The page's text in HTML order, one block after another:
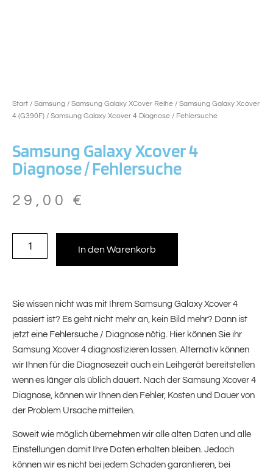
Start / Samsung / Samsung Galaxy XCover Reihe / Samsung Galaxy Xcover
4 (G390F) / Samsung Galaxy Xcover 4 Diagnose / Fehlersuche
Samsung Galaxy Xcover 4
Diagnose / Fehlersuche
29,00 €
In den Warenkorb
Sie wissen nicht was mit Ihrem Samsung Galaxy Xcover 4
passiert ist? Es geht nicht mehr an, kein Bild mehr? Dann ist
jetzt eine Fehlersuche / Diagnose nötig. Hier können Sie ihr
Samsung Xcover 4 diagnostizieren lassen. Alternativ können
wir Ihnen für die Diagnosezeit auch ein Leihgerät bereitstellen
wenn es länger als üblich dauert. Nach der Samsung Xcover 4
Diagnose, können wir Ihnen den Fehler, Kosten und Dauer von
der Problem Ursache mitteilen.
Soweit wie möglich übernehmen wir alle alten Daten und alle
Einstellungen damit Ihre Daten erhalten bleiben. Jedoch
können wir es nicht bei jedem Schaden garantieren, bei